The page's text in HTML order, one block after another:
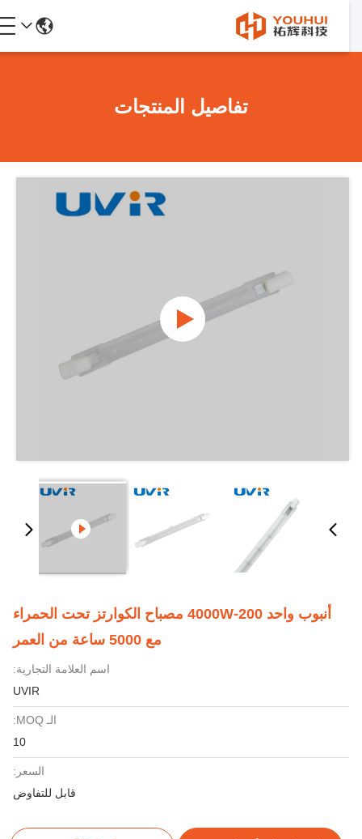
تفاصيل المنتجات
أنبوب واحد 200-4000W مصباح الكوارتز تحت الحمراء
مع 5000 ساعة من العمر
اسم العلامة التجارية:
UVIR
الـ MOQ:
10
السعر:
قابل للتفاوض